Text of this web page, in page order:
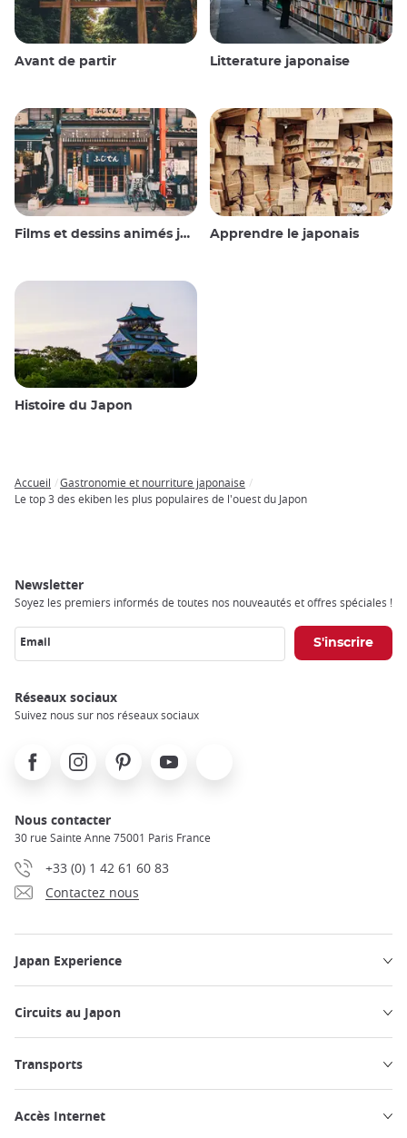
Avant de partir Litterature japonaise
Films et dessins animés japonais Apprendre le japonais
Histoire du Japon
Breadcrumb
Accueil
Gastronomie et nourriture japonaise
Le top 3 des ekiben les plus populaires de l'ouest du Japon
Newsletter
Soyez les premiers informés de toutes nos nouveautés et offres spéciales !
Email
Réseaux sociaux
Suivez nous sur nos réseaux sociaux
FacebookInstagramPinterest Youtube
Nous contacter
30 rue Sainte Anne 75001 Paris France
+33 (0) 1 42 61 60 83
Contactez nous
Japan Experience
Circuits au Japon
Transports
Accès Internet